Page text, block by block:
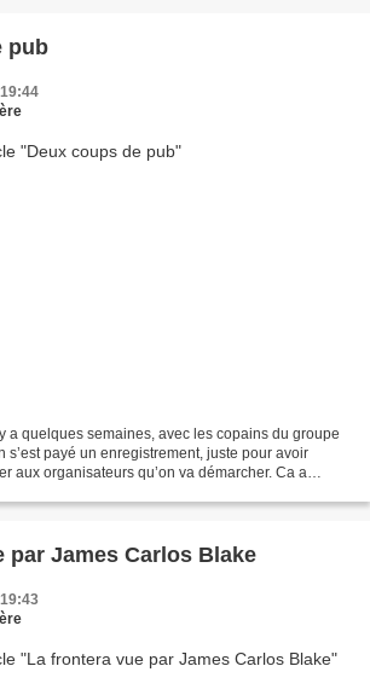
pub
a quelques semaines, avec les copains du groupe
s’est payé un enregistrement, juste pour avoir
aux organisateurs qu’on va démarcher. Ca a
par James Carlos Blake